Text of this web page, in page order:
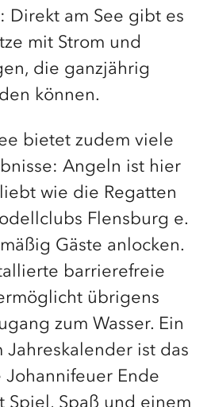
Direkt am See gibt es
mit Strom und
die ganzjährig
können.
bietet zudem viele
Angeln ist hier
wie die Regatten
Flensburg e.
Gäste anlocken.
barrierefreie
übrigens
zum Wasser. Ein
Jahreskalender ist das
Ende
Spiel, Spaß und einem